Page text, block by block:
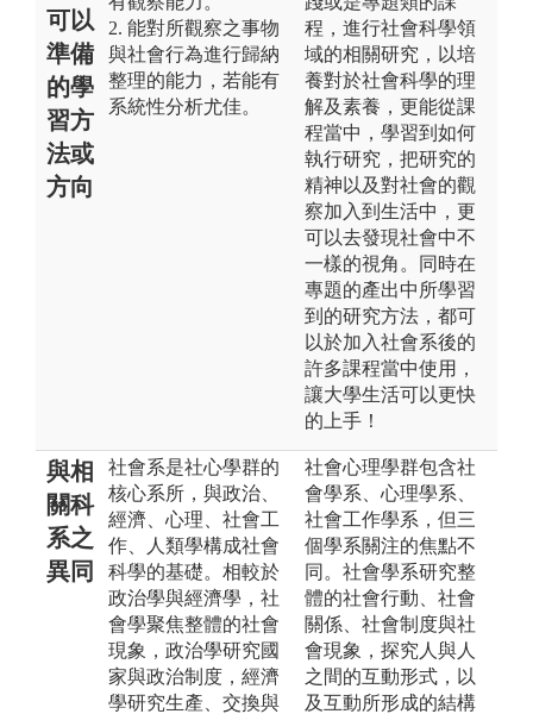
可以
準備
的學
習方
法或
方向
2. 能對所觀察之事物
與社會行為進行歸納
整理的能力，若能有
系統性分析尤佳。
程，進行社會科學領
域的相關研究，以培
養對於社會科學的理
解及素養，更能從課
程當中，學習到如何
執行研究，把研究的
精神以及對社會的觀
察加入到生活中，更
可以去發現社會中不
一樣的視角。同時在
專題的產出中所學習
到的研究方法，都可
以於加入社會系後的
許多課程當中使用，
讓大學生活可以更快
的上手！
與相
關科
系之
異同
社會系是社心學群的
核心系所，與政治、
經濟、心理、社會工
作、人類學構成社會
科學的基礎。相較於
政治學與經濟學，社
會學聚焦整體的社會
現象，政治學研究國
家與政治制度，經濟
學研究生產、交換與
社會心理學群包含社
會學系、心理學系、
社會工作學系，但三
個學系關注的焦點不
同。社會學系研究整
體的社會行動、社會
關係、社會制度與社
會現象，探究人與人
之間的互動形式，以
及互動所形成的結構